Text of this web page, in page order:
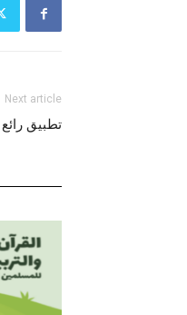
Next article
تطبيق